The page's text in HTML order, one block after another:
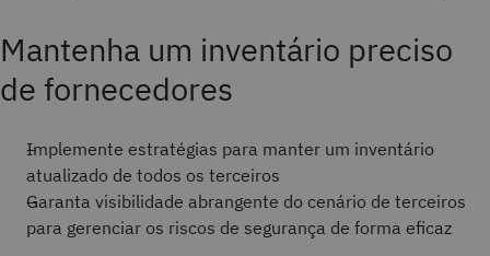
Mantenha um inventário preciso
de fornecedores
Implemente estratégias para manter um inventário
atualizado de todos os terceiros
Garanta visibilidade abrangente do cenário de terceiros
para gerenciar os riscos de segurança de forma eficaz